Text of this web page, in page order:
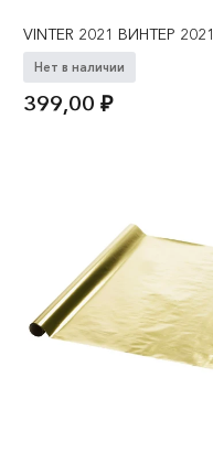
VINTER 2021 ВИНТЕР 2021
Нет в наличии
399,00₽